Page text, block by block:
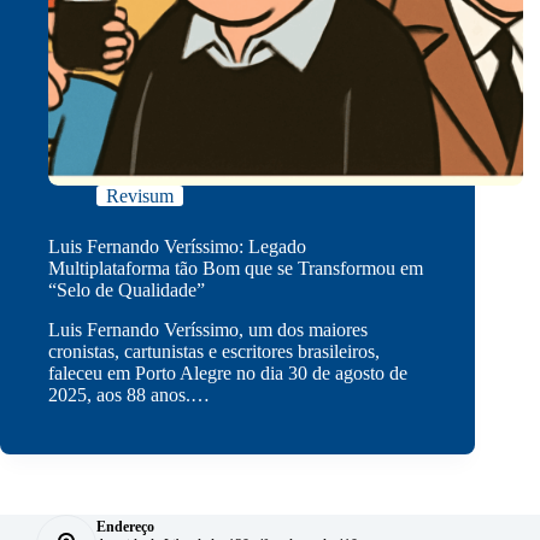
Revisum
Luis Fernando Veríssimo: Legado
Multiplataforma tão Bom que se Transformou em
“Selo de Qualidade”
Luis Fernando Veríssimo, um dos maiores
cronistas, cartunistas e escritores brasileiros,
faleceu em Porto Alegre no dia 30 de agosto de
2025, aos 88 anos.…
Endereço